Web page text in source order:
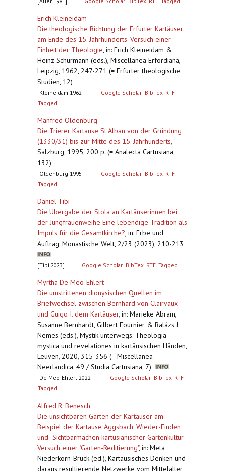
Erich Kleineidam
Die theologische Richtung der Erfurter Kartäuser
am Ende des 15. Jahrhunderts. Versuch einer
Einheit der Theologie, in: Erich Kleineidam &
Heinz Schürmann (eds.), Miscellanea Erfordiana,
Leipzig, 1962, 247-271 (= Erfurter theologische
Studien, 12)
[Kleineidam 1962] Google Scholar BibTex RTF
Tagged
Manfred Oldenburg
Die Trierer Kartause St.Alban von der Gründung
(1330/31) bis zur Mitte des 15. Jahrhunderts,
Salzburg, 1995, 200 p. (= Analecta Cartusiana,
132)
[Oldenburg 1995] Google Scholar BibTex RTF
Tagged
Daniel Tibi
Die Übergabe der Stola an Kartäuserinnen bei
der Jungfrauenweihe Eine lebendige Tradition als
Impuls für die Gesamtkirche?, in: Erbe und
Auftrag. Monastische Welt, 2/23 (2023), 210-213
[Tibi 2023] Google Scholar BibTex RTF Tagged
Myrtha De Meo-Ehlert
Die umstrittenen dionysischen Quellen im
Briefwechsel zwischen Bernhard von Clairvaux
und Guigo I. dem Kartäuser, in: Marieke Abram,
Susanne Bernhardt, Gilbert Fournier & Balázs J.
Nemes (eds.), Mystik unterwegs. Theologia
mystica und revelationes in kartäusischen Händen,
Leuven, 2020, 315-356 (= Miscellanea
Neerlandica, 49 / Studia Cartusiana, 7)
[De Meo-Ehlert 2022] Google Scholar BibTex RTF
Tagged
Alfred R. Benesch
Die unsichtbaren Gärten der Kartäuser am
Beispiel der Kartause Aggsbach: Wieder-Finden
und -Sichtbarmachen kartusianischer Gartenkultur -
Versuch einer "Garten-Reditierung", in: Meta
Niederkorn-Bruck (ed.), Kartäusisches Denken und
daraus resultierende Netzwerke vom Mittelalter